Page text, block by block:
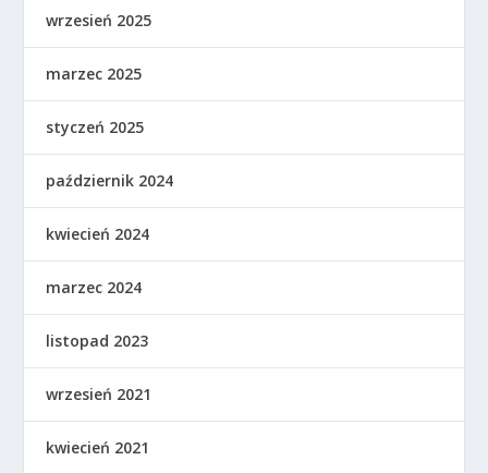
wrzesień 2025
marzec 2025
styczeń 2025
październik 2024
kwiecień 2024
marzec 2024
listopad 2023
wrzesień 2021
kwiecień 2021